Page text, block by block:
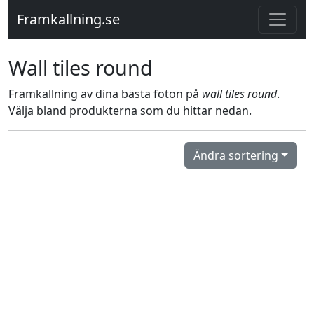
Framkallning.se
Wall tiles round
Framkallning av dina bästa foton på wall tiles round.
Välja bland produkterna som du hittar nedan.
Ändra sortering